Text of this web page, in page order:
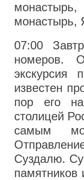
монастырь,
07:00
номеров.
известен
пор его
столицей
самым
Суздалю.
памятников